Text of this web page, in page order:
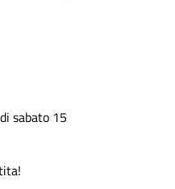
sabato 15